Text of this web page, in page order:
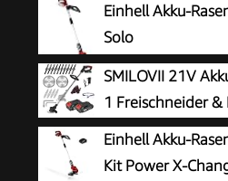
Einhell Akku-
Solo
SMILOVII 21V
1 Freischneider
Einhell Akku-
Kit Power X-